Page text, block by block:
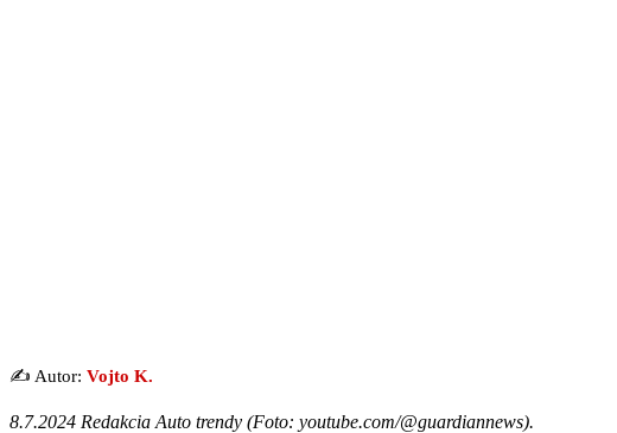
✍️ Autor: Vojto K.
8.7.2024 Redakcia Auto trendy (Foto: youtube.com/@guardiannews).